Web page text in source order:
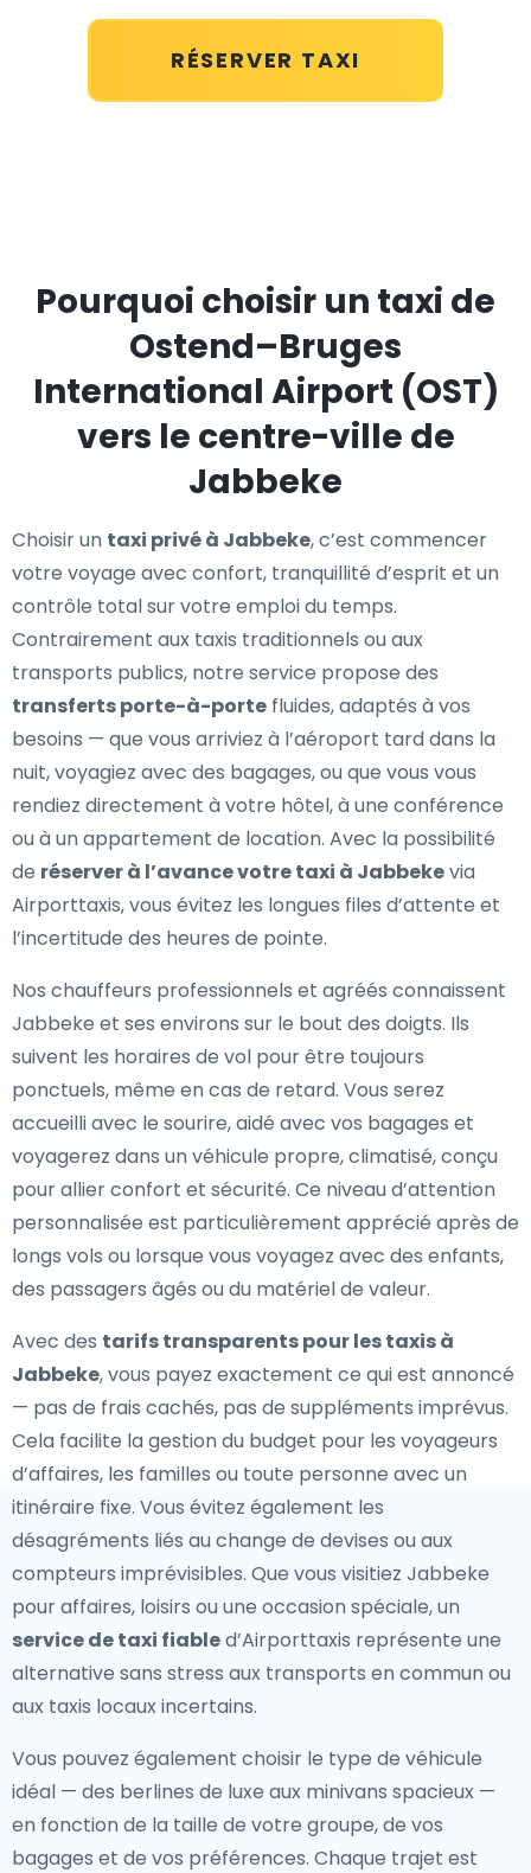
RÉSERVER TAXI
Pourquoi choisir un taxi de
Ostend–Bruges
International Airport (OST)
vers le centre-ville de
Jabbeke
Choisir un taxi privé à Jabbeke, c’est commencer
votre voyage avec confort, tranquillité d’esprit et un
contrôle total sur votre emploi du temps.
Contrairement aux taxis traditionnels ou aux
transports publics, notre service propose des
transferts porte-à-porte fluides, adaptés à vos
besoins — que vous arriviez à l’aéroport tard dans la
nuit, voyagiez avec des bagages, ou que vous vous
rendiez directement à votre hôtel, à une conférence
ou à un appartement de location. Avec la possibilité
de réserver à l’avance votre taxi à Jabbekevia
Airporttaxis, vous évitez les longues files d’attente et
l’incertitude des heures de pointe.
Nos chauffeurs professionnels et agréés connaissent
Jabbeke et ses environs sur le bout des doigts. Ils
suivent les horaires de vol pour être toujours
ponctuels, même en cas de retard. Vous serez
accueilli avec le sourire, aidé avec vos bagages et
voyagerez dans un véhicule propre, climatisé, conçu
pour allier confort et sécurité. Ce niveau d’attention
personnalisée est particulièrement apprécié après de
longs vols ou lorsque vous voyagez avec des enfants,
des passagers âgés ou du matériel de valeur.
Avec des tarifs transparents pour les taxis à
Jabbeke, vous payez exactement ce qui est annoncé
— pas de frais cachés, pas de suppléments imprévus.
Cela facilite la gestion du budget pour les voyageurs
d’affaires, les familles ou toute personne avec un
itinéraire fixe. Vous évitez également les
désagréments liés au change de devises ou aux
compteurs imprévisibles. Que vous visitiez Jabbeke
pour affaires, loisirs ou une occasion spéciale, un
service de taxi fiabled’Airporttaxis représente une
alternative sans stress aux transports en commun ou
aux taxis locaux incertains.
Vous pouvez également choisir le type de véhicule
idéal — des berlines de luxe aux minivans spacieux —
en fonction de la taille de votre groupe, de vos
bagages et de vos préférences. Chaque trajet est